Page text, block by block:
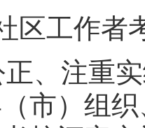
区工作者
正、注重
市）组